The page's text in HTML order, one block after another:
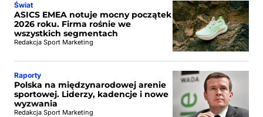
Świat
ASICS EMEA notuje mocny początek
2026 roku. Firma rośnie we
wszystkich segmentach
Redakcja Sport Marketing
Raporty
Polska na międzynarodowej arenie
sportowej. Liderzy, kadencje i nowe
wyzwania
Redakcja Sport Marketing